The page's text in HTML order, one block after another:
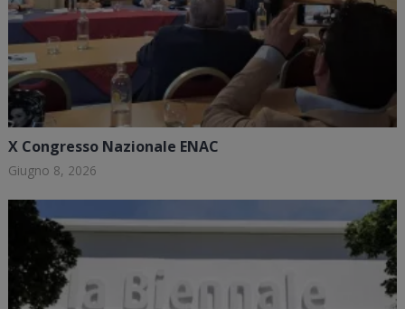
X Congresso Nazionale ENAC
Giugno 8, 2026